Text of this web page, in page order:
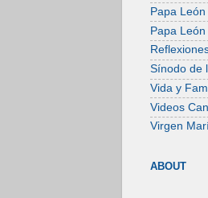
Papa
Papa
Sínodo de
Vida y
Videos
Virgen
ABOUT